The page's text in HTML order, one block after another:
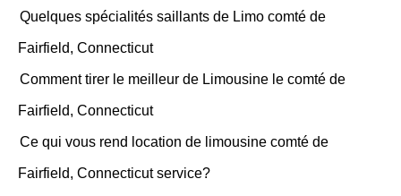
Quelques spécialités saillants de Limo comté de
Fairfield, Connecticut
Comment tirer le meilleur de Limousine le comté de
Fairfield, Connecticut
Ce qui vous rend location de limousine comté de
Fairfield, Connecticut service?